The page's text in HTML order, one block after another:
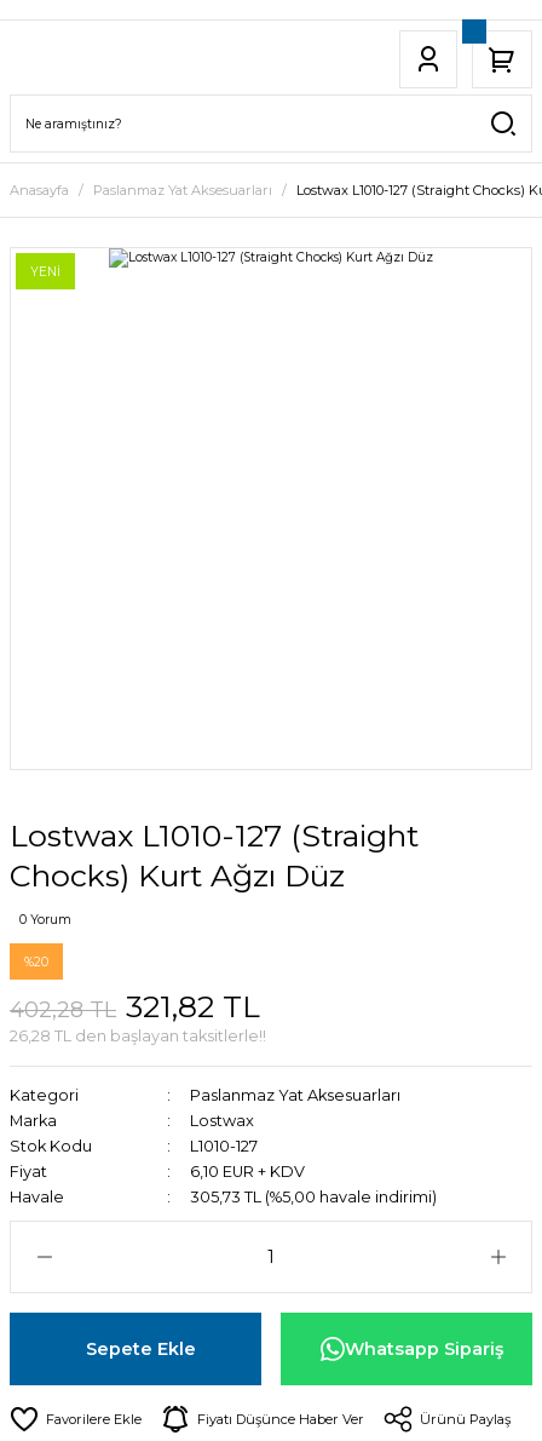
Anasayfa Paslanmaz Yat Aksesuarları Lostwax L1010-127 (Straight Chocks)
YENİ
Lostwax L1010-127 (Straight
Chocks) Kurt Ağzı Düz
0 Yorum
%20
402,28 TL 321,82 TL
26,28 TL den başlayan taksitlerle!!
Kategori
Paslanmaz Yat Aksesuarları
Marka
Lostwax
Stok Kodu
L1010-127
Fiyat
6,10 EUR + KDV
Havale
305,73 TL (%5,00 havale indirimi)
Sepete Ekle Whatsapp Sipariş
Fiyatı Düşünce Haber Ver Ürünü Paylaş